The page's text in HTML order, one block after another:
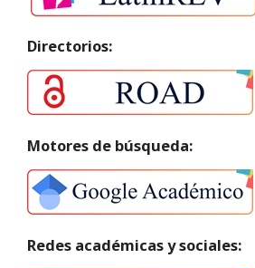
Directorios:
Motores de búsqueda:
Redes académicas y sociales: